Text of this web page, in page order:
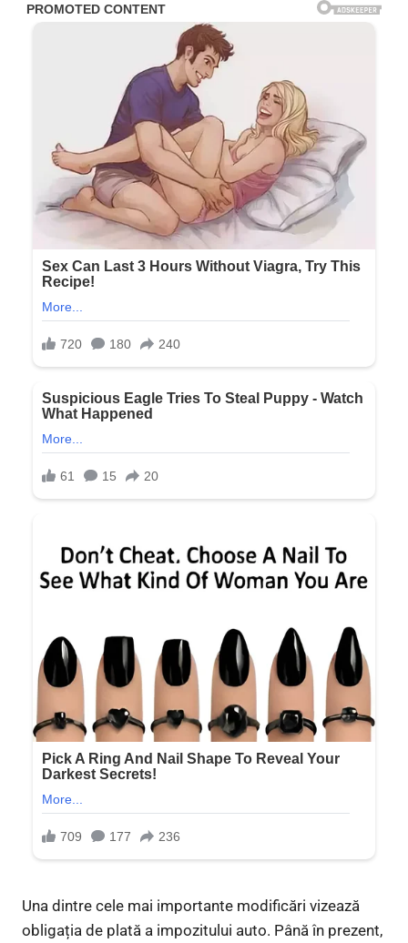
Una dintre cele mai importante modificări vizează
obligația de plată a impozitului auto. Până în prezent,